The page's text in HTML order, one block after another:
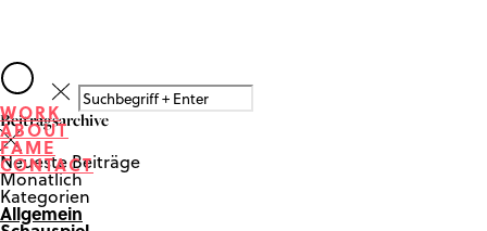
FAME
WORK
ABOUT
FAME
CONTACT
Beitragsarchive
Neueste Beiträge
Monatlich
Kategorien
Allgemein